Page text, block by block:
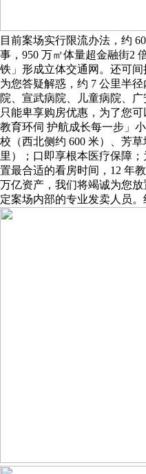
目前案场实行限流办法，约
事，950 万㎡体量超金融街2
铁」形成立体交通网。还可间
为您答疑解惑，约 7 公里半
院、宣武病院、儿童病院、
只能卑享购房优惠，为了您
教育环伺 护航成长每一步」
校（西北侧约 600 米）、芳
里）；口即享根本医疗保障
置最合适的看房时间，12 年
万亿资产，我们将竭诚为您
定案场内部的专业发卖人员。